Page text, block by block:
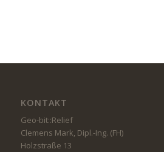
KONTAKT
Geo-bit::Relief
Clemens Mark, Dipl.-Ing. (FH)
Holzstraße 13